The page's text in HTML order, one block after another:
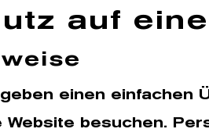
auf
einen einfachen
besuchen.